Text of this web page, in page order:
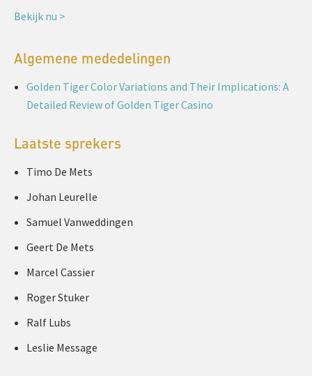
Bekijk nu >
Algemene mededelingen
Golden Tiger Color Variations and Their Implications: A
Detailed Review of Golden Tiger Casino
Laatste sprekers
Timo De Mets
Johan Leurelle
Samuel Vanweddingen
Geert De Mets
Marcel Cassier
Roger Stuker
Ralf Lubs
Leslie Message